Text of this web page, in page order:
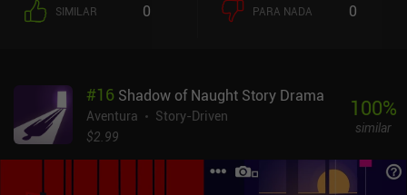
SIMILAR 0 PARA NADA 0
#16 Shadow of Naught Story Drama
Aventura
Story-Driven
$2.99
100%
similar